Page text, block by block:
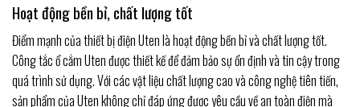
Hoạt động bền bỉ, chất lượng tốt
Điểm mạnh của thiết bị điện Uten là hoạt động bền bỉ và chất lượng tốt.
Công tắc ổ cắm Uten được thiết kế để đảm bảo sự ổn định và tin cậy trong
quá trình sử dụng. Với các vật liệu chất lượng cao và công nghệ tiên tiến,
sản phẩm của Uten không chỉ đáp ứng được yêu cầu về an toàn điện mà